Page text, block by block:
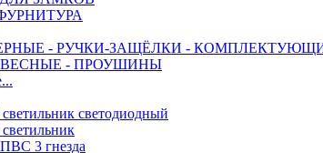
- РУЧКИ-ЗАЩЁЛКИ -
- ПРОУШИНЫ
светодиодный
3 гнезда